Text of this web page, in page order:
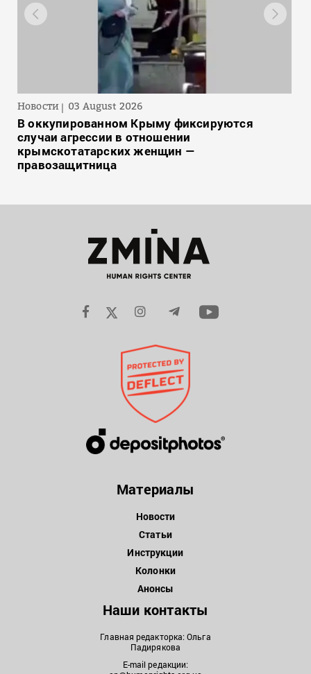
Новости 03 August 2026
В оккупированном Крыму фиксируются
случаи агрессии в отношении
крымскотатарских женщин —
правозащитница
Материалы
Новости
Статьи
Инструкции
Колонки
Анонсы
Наши контакты
Главная редакторка: Ольга
Падирякова
E-mail редакции: